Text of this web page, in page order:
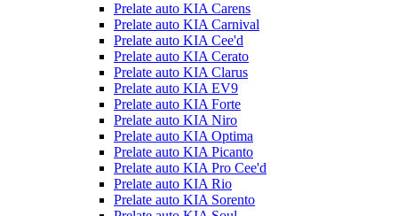
Prelate auto KIA Carens
Prelate auto KIA Carnival
Prelate auto KIA Cee'd
Prelate auto KIA Cerato
Prelate auto KIA Clarus
Prelate auto KIA EV9
Prelate auto KIA Forte
Prelate auto KIA Niro
Prelate auto KIA Optima
Prelate auto KIA Picanto
Prelate auto KIA Pro Cee'd
Prelate auto KIA Rio
Prelate auto KIA Sorento